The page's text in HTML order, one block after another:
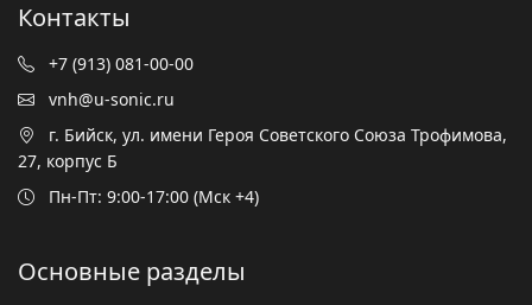
Контакты
+7 (913) 081-00-00
vnh@u-sonic.ru
г. Бийск, ул. имени Героя Советского Союза Трофимова,
27, корпус Б
Пн-Пт: 9:00-17:00 (Мск +4)
Основные разделы